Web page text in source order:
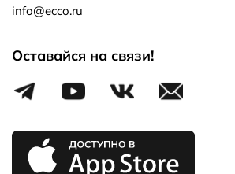
info@ecco.ru
Оставайся на связи!